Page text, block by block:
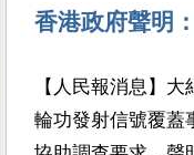
香港政府聲明
【人民報消息】
輪功發射信號覆蓋